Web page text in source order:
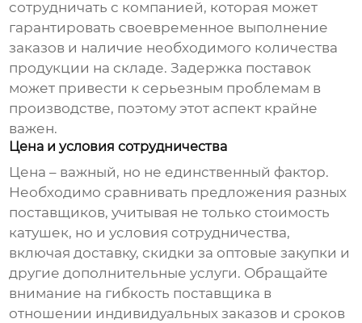
сотрудничать с компанией, которая может
гарантировать своевременное выполнение
заказов и наличие необходимого количества
продукции на складе. Задержка поставок
может привести к серьезным проблемам в
производстве, поэтому этот аспект крайне
важен.
Цена и условия сотрудничества
Цена – важный, но не единственный фактор.
Необходимо сравнивать предложения разных
поставщиков, учитывая не только стоимость
катушек, но и условия сотрудничества,
включая доставку, скидки за оптовые закупки и
другие дополнительные услуги. Обращайте
внимание на гибкость поставщика в
отношении индивидуальных заказов и сроков